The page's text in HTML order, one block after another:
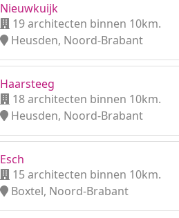
Nieuwkuijk
19 architecten binnen 10km.
Heusden, Noord-Brabant
Haarsteeg
18 architecten binnen 10km.
Heusden, Noord-Brabant
Esch
15 architecten binnen 10km.
Boxtel, Noord-Brabant